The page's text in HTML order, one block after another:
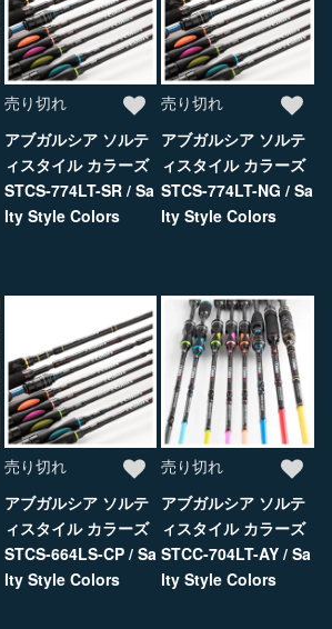
売り切れ
アブガルシア ソルテ
ィスタイル カラーズ
STCS-774LT-SR / Sa
lty Style Colors
売り切れ
アブガルシア ソルテ
ィスタイル カラーズ
STCS-774LT-NG / Sa
lty Style Colors
売り切れ
アブガルシア ソルテ
ィスタイル カラーズ
STCS-664LS-CP / Sa
lty Style Colors
売り切れ
アブガルシア ソルテ
ィスタイル カラーズ
STCC-704LT-AY / Sa
lty Style Colors